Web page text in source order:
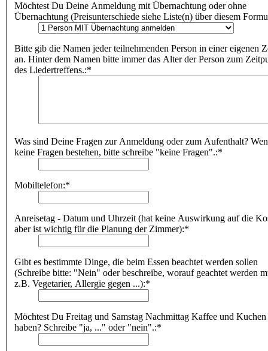
Möchtest Du Deine Anmeldung mit Übernachtung oder ohne
Übernachtung (Preisunterschiede siehe Liste(n) über diesem
Bitte gib die Namen jeder teilnehmenden Person in einer eigenen
an. Hinter dem Namen bitte immer das Alter der Person zum
des Liedertreffens.:*
Was sind Deine Fragen zur Anmeldung oder zum Aufenthalt?
keine Fragen bestehen, bitte schreibe "keine Fragen".:*
Mobiltelefon:*
Anreisetag - Datum und Uhrzeit (hat keine Auswirkung auf die
aber ist wichtig für die Planung der Zimmer):*
Gibt es bestimmte Dinge, die beim Essen beachtet werden sollen
(Schreibe bitte: "Nein" oder beschreibe, worauf geachtet werden
z.B. Vegetarier, Allergie gegen ...):*
Möchtest Du Freitag und Samstag Nachmittag Kaffee und Kuchen
haben? Schreibe "ja, ..." oder "nein".:*